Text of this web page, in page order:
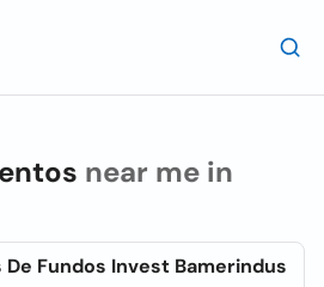
near me in
Fundos Invest Bamerindus